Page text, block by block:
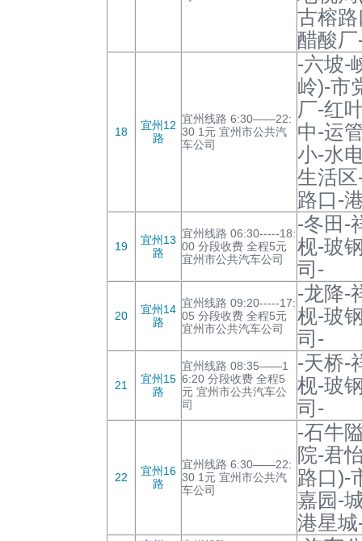
古榕
醋酸
18
宜州12
路
宜州线路 6:30——22:
30 1元 宜州市公共汽
车公司
-六坡-
岭)-市
厂-红
中-运
小-水
生活
路口-
19
宜州13
路
宜州线路 06:30-----18:
00 分段收费 全程5元
宜州市公共汽车公司
-冬田-
枧-玻
司-
20
宜州14
路
宜州线路 09:20-----17:
05 分段收费 全程5元
宜州市公共汽车公司
-龙降-
枧-玻
司-
21
宜州15
路
宜州线路 08:35——1
6:20 分段收费 全程5
元 宜州市公共汽车公
司
-天桥-
枧-玻
司-
22
宜州16
路
宜州线路 6:30——22:
30 1元 宜州市公共汽
车公司
-石牛
院-君
路口)-
嘉园-
港星